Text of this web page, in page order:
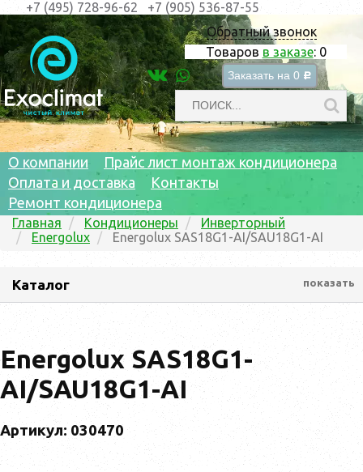
Обратный звонок
Товаров в заказе: 0
Заказать на 0 c
+7 (495) 728-96-62 +7 (905) 536-87-55
О компании
Прайс лист монтаж кондиционера
Оплата и доставка
Контакты
Ремонт кондиционера
Главная Кондиционеры
Инверторный
Energolux
Energolux SAS18G1-AI/SAU18G1-AI
Каталог показать
Energolux SAS18G1-
AI/SAU18G1-AI
Артикул: 030470